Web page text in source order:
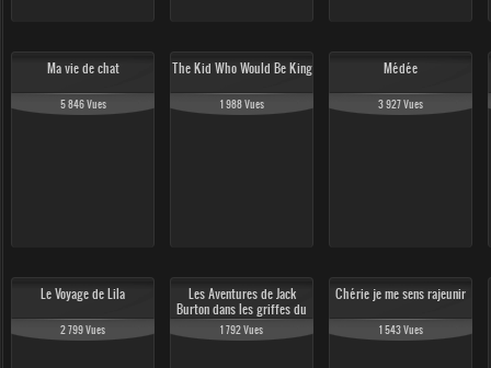
43 159 Vues
Ma vie de chat
5 846 Vues
The Kid Who Would Be King
1 988 Vues
Médée
3 927 Vues
Le Voyage de Lila
2 799 Vues
Les Aventures de Jack
Burton dans les griffes du
mandarin
1 792 Vues
Chérie je me sens rajeunir
1 543 Vues